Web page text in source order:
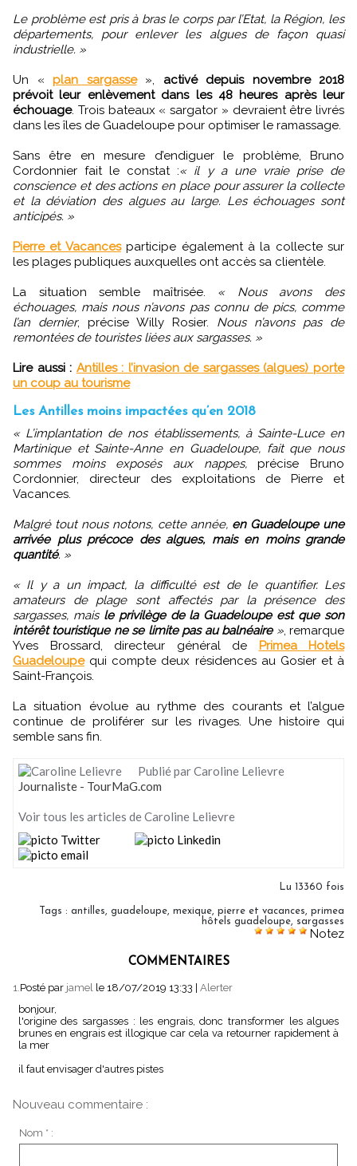
Le problème est pris à bras le corps par l’Etat, la Région, les
départements, pour enlever les algues de façon quasi
industrielle. »
Un « plan sargasse», activé depuis novembre 2018
prévoit leur enlèvement dans les 48 heures après leur
échouage. Trois bateaux « sargator » devraient être livrés
dans les îles de Guadeloupe pour optimiser le ramassage.
Sans être en mesure d’endiguer le problème, Bruno
Cordonnier fait le constat :« il y a une vraie prise de
conscience et des actions en place pour assurer la collecte
et la déviation des algues au large. Les échouages sont
anticipés. »
Pierre et Vacancesparticipe également à la collecte sur
les plages publiques auxquelles ont accès sa clientèle.
La situation semble maîtrisée. « Nous avons des
échouages, mais nous n’avons pas connu de pics, comme
l’an dernier, précise Willy Rosier. Nous n’avons pas de
remontées de touristes liées aux sargasses. »
Lire aussi : Antilles : l’invasion de sargasses (algues) porte
un coup au tourisme
Les Antilles moins impactées qu’en 2018
« L’implantation de nos établissements, à Sainte-Luce en
Martinique et Sainte-Anne en Guadeloupe, fait que nous
sommes moins exposés aux nappes,précise Bruno
Cordonnier, directeur des exploitations de Pierre et
Vacances.
Malgré tout nous notons, cette année, en Guadeloupe une
arrivée plus précoce des algues, mais en moins grande
quantité. »
« Il y a un impact, la difficulté est de le quantifier. Les
amateurs de plage sont affectés par la présence des
sargasses, mais le privilège de la Guadeloupe est que son
intérêt touristique ne se limite pas au balnéaire», remarque
Yves Brossard, directeur général de Primea Hotels
Guadeloupequi compte deux résidences au Gosier et à
Saint-François.
La situation évolue au rythme des courants et l’algue
continue de proliférer sur les rivages. Une histoire qui
semble sans fin.
Publié par Caroline Lelievre
Journaliste - TourMaG.com
Voir tous les articles de Caroline Lelievre
Lu 13360 fois
Tags : antilles, guadeloupe, mexique, pierre et vacances, primea
hôtels guadeloupe, sargasses
Notez
COMMENTAIRES
1. Posté par jamel le 18/07/2019 13:33
Alerter
bonjour,
l'origine des sargasses : les engrais, donc transformer les algues
brunes en engrais est illogique car cela va retourner rapidement à
la mer
il faut envisager d'autres pistes
Nouveau commentaire :
Nom * :